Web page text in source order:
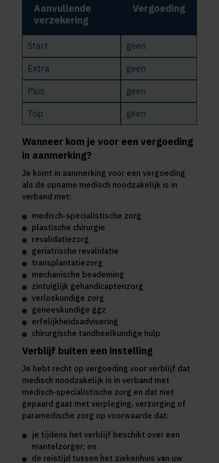
Aanvullende
verzekering
Vergoeding
Start
geen
Extra
geen
Plus
geen
Top
geen
Wanneer kom je voor een vergoeding
in aanmerking?
Je komt in aanmerking voor een vergoeding
als de opname medisch noodzakelijk is in
verband met:
medisch-specialistische zorg
plastische chirurgie
revalidatiezorg
geriatrische revalidatie
transplantatiezorg
mechanische beademing
zintuiglijk gehandicaptenzorg
verloskundige zorg
geneeskundige ggz
erfelijkheidsadvisering
chirurgische tandheelkundige hulp
Verblijf buiten een instelling
Je hebt recht op vergoeding voor verblijf dat
medisch noodzakelijk is in verband met
medisch-specialistische zorg en dat niet
gepaard gaat met verpleging, verzorging of
paramedische zorg op voorwaarde dat:
je tijdens het verblijf beschikt over een
mantelzorger; en
de reistijd tussen het ziekenhuis van uw